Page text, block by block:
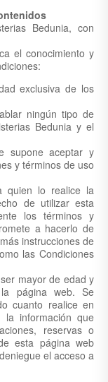
Bedunia, con
el conocimiento y
exclusiva de los
ningún tipo de
Bedunia y el
supone aceptar y
y términos de uso
quien lo realice la
de utilizar esta
los términos y
a hacerlo de
instrucciones de
las Condiciones
mayor de edad y
página web. Se
cuanto realice en
la información que
reservas o
esta página web
el acceso a